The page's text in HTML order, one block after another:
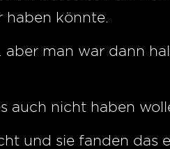
haben könnte.
aber man war dann
auch nicht haben
und sie fanden das